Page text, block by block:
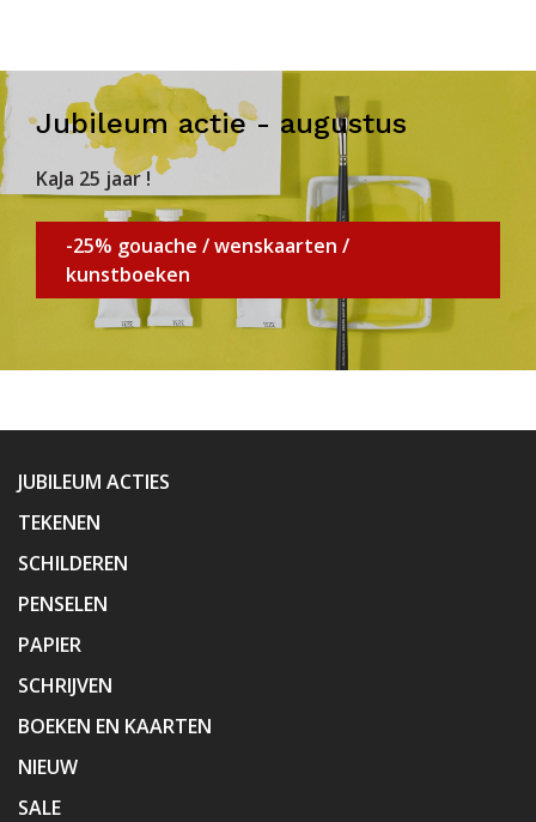
Jubileum actie - augustus
KaJa 25 jaar !
-25% gouache / wenskaarten /
kunstboeken
JUBILEUM ACTIES
TEKENEN
SCHILDEREN
PENSELEN
PAPIER
SCHRIJVEN
BOEKEN EN KAARTEN
NIEUW
SALE